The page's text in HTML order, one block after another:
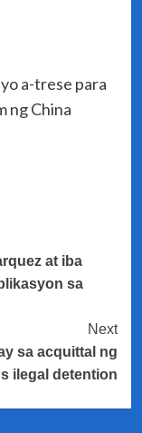
a-trese para
ng China
at iba
sa
Next
sa acquittal ng
ilegal detention